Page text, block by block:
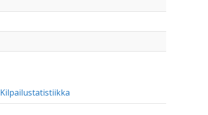
Kilpailustatistiikka